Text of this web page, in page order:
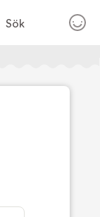
Sök
Foto:TV4